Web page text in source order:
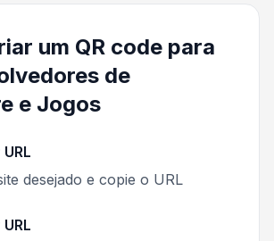
um QR code para
de
e Jogos
desejado e copie o URL